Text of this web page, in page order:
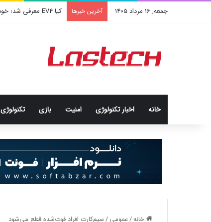
جمعه, 16 مرداد 1405 آخرین خبرها کیا EV4 معرفی شد؛ خودرو الکتریکی عجیب و جذاب کره‌ای‌ها
خانه اخبار تکنولوژی امنيت بازی تکنولوژی
خانه/عمومی/سیم‌کارت‌ افراد فوت‌شده قطع می‌شود